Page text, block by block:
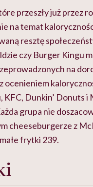
przeszły już przez
na temat
resztę
czy Burger Kingu
na
ocenieniem
KFC, Dunkin’ Donuts
grupa nie
cheeseburgerze z
frytki 239.